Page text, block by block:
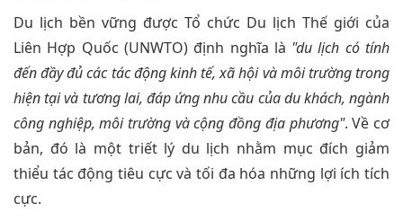
Du lịch bền vững được Tổ chức Du lịch Thế giới của
Liên Hợp Quốc (UNWTO) định nghĩa là "du lịch có tính
đến đầy đủ các tác động kinh tế, xã hội và môi trường trong
hiện tại và tương lai, đáp ứng nhu cầu của du khách, ngành
công nghiệp, môi trường và cộng đồng địa phương". Về cơ
bản, đó là một triết lý du lịch nhằm mục đích giảm
thiểu tác động tiêu cực và tối đa hóa những lợi ích tích
cực.